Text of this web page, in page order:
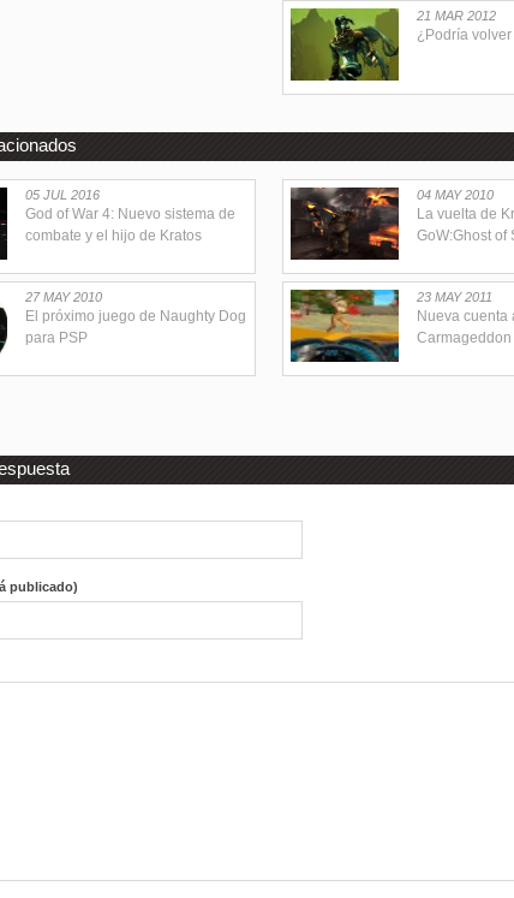
21 MAR 2012
¿Podría
04 MAY 2010
La vuelta de
GoW:Ghost of
05 JUL 2016
God of War 4: Nuevo sistema de
combate y el hijo de Kratos
23 MAY 2011
Nueva cuenta
Carmageddon
27 MAY 2010
El próximo juego de Naughty Dog
para PSP
publicado)